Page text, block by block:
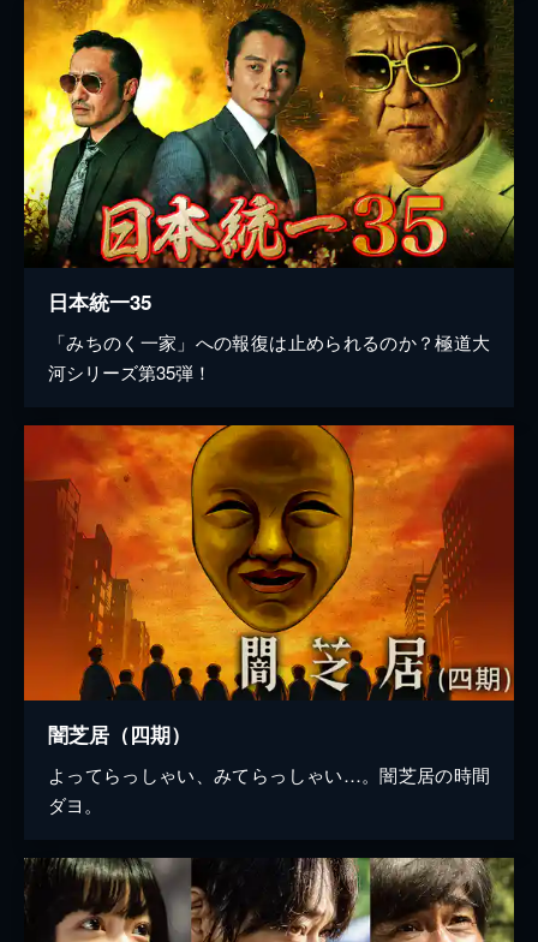
日本統一35
「みちのく一家」への報復は止められるのか？極道大
河シリーズ第35弾！
闇芝居（四期）
よってらっしゃい、みてらっしゃい…。闇芝居の時間
ダヨ。